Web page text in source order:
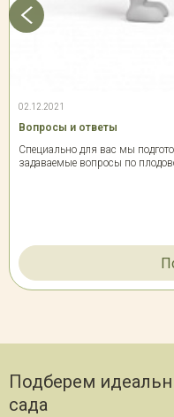
02.12.2021
Вопросы и ответы
Специально для вас мы
задаваемые вопросы по
Подберем
сада